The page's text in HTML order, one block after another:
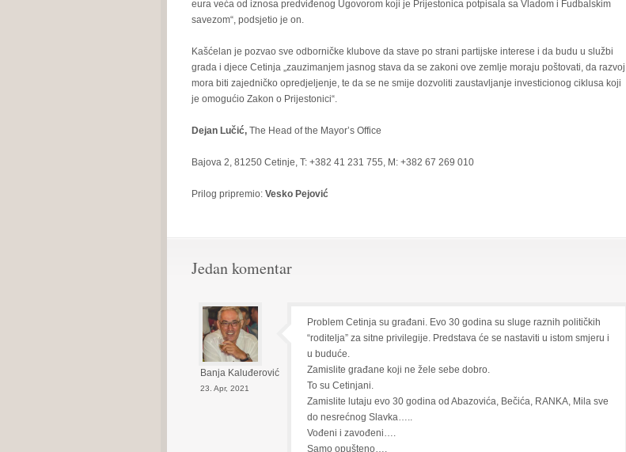
eura veća od iznosa predviđenog Ugovorom koji je Prijestonica potpisala sa Vladom i Fudbalskim
savezom“, podsjetio je on.
Kašćelan je pozvao sve odborničke klubove da stave po strani partijske interese i da budu u službi
grada i djece Cetinja „zauzimanjem jasnog stava da se zakoni ove zemlje moraju poštovati, da razvoj
mora biti zajedničko opredjeljenje, te da se ne smije dozvoliti zaustavljanje investicionog ciklusa koji
je omogućio Zakon o Prijestonici“.
Dejan Lučić, The Head of the Mayor’s Office
Bajova 2, 81250 Cetinje, T: +382 41 231 755, M: +382 67 269 010
Prilog pripremio: Vesko Pejović
Jedan komentar
Banja Kaluđerović
23. Apr, 2021
Problem Cetinja su građani. Evo 30 godina su sluge raznih političkih
“roditelja” za sitne privilegije. Predstava će se nastaviti u istom smjeru i
u buduće.
Zamislite građane koji ne žele sebe dobro.
To su Cetinjani.
Zamislite lutaju evo 30 godina od Abazovića, Bečića, RANKA, Mila sve
do nesrećnog Slavka…..
Vođeni i zavođeni….
Samo opušteno….